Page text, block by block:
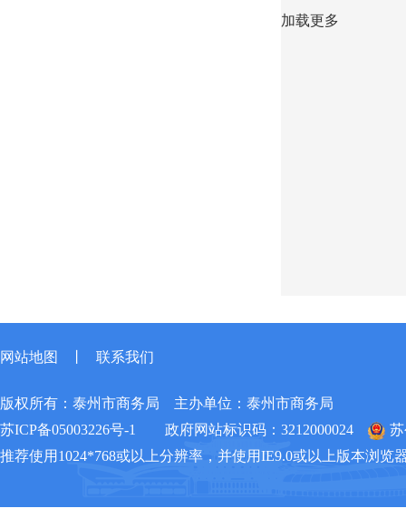
加载更多
网站地图 联系我们
版权所有：泰州市商务局
主办单位：泰州市商务局
苏ICP备05003226号-1
政府网站标识码：3212000024
苏
推荐使用1024*768或以上分辨率，并使用IE9.0或以上版本浏览